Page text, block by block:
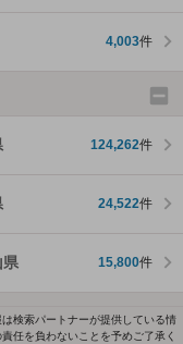
4,003件
124,262件
24,522件
県 15,800件
検索パートナーが提供している情
任を負わないことを予めご了承く